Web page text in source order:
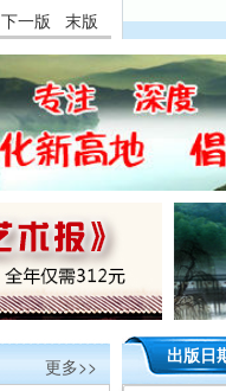
下一版 末版
更多>> 出版日